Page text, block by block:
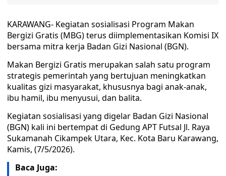
KARAWANG- Kegiatan sosialisasi Program Makan
Bergizi Gratis (MBG) terus diimplementasikan Komisi IX
bersama mitra kerja Badan Gizi Nasional (BGN).
Makan Bergizi Gratis merupakan salah satu program
strategis pemerintah yang bertujuan meningkatkan
kualitas gizi masyarakat, khususnya bagi anak-anak,
ibu hamil, ibu menyusui, dan balita.
Kegiatan sosialisasi yang digelar Badan Gizi Nasional
(BGN) kali ini bertempat di Gedung APT Futsal Jl. Raya
Sukamanah Cikampek Utara, Kec. Kota Baru Karawang,
Kamis, (7/5/2026).
Baca Juga: